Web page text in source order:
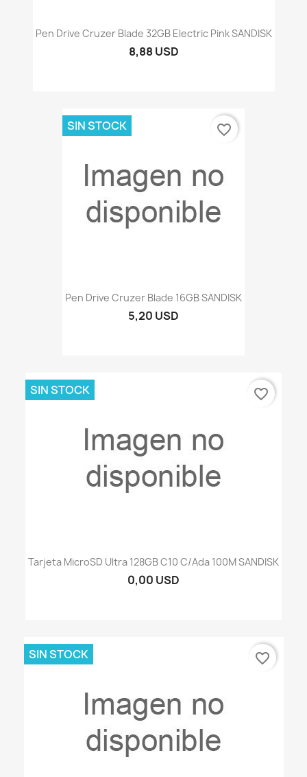
Pen Drive Cruzer Blade 32GB Electric Pink SANDISK
8,88 USD
Pen Drive Cruzer Blade 16GB SANDISK
5,20 USD
SIN STOCK favorite_border
Tarjeta MicroSD Ultra 128GB C10 C/ada 100M SANDISK
0,00 USD
SIN STOCK favorite_border
SIN STOCK favorite_border